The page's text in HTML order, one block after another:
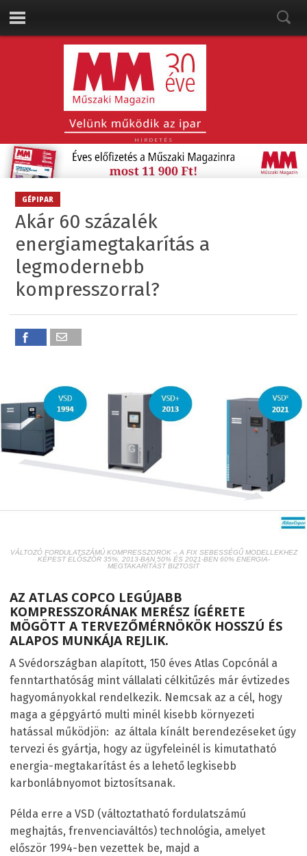
HIRDETÉS
GÉPIPAR
Akár 60 százalék
energiamegtakarítás a
legmodernebb
kompresszorral?
VÁLTOZÓ FORDULATSZÁMÚ KOMPRESSZOROK – A FIX SEBESSÉGŰ MODELLEKHEZ
KÉPEST ELŐSZÖR 35%, 2013-BAN 50% ÉS 2021-BEN 60% ENERGIA-
MEGTAKARÍTÁST BIZTOSÍT
AZ ATLAS COPCO LEGÚJABB
KOMPRESSZORÁNAK MERÉSZ ÍGÉRETE
MÖGÖTT A TERVEZŐMÉRNÖKÖK HOSSZÚ ÉS
ALAPOS MUNKÁJA REJLIK.
A Svédországban alapított, 150 éves Atlas Copcónál a
fenntarthatóság mint vállalati célkitűzés már évtizedes
hagyományokkal rendelkezik. Nemcsak az a cél, hogy
maga a gépgyártó multi minél kisebb környezeti
hatással működjön: az általa kínált berendezéseket úgy
tervezi és gyártja, hogy az ügyfeleinél is kimutatható
energia-megtakarítást és a lehető legkisebb
karbonlábnyomot biztosítsanak.
Példa erre a VSD (változtatható fordulatszámú
meghajtás, frenvenciaváltós) technológia, amelyet
először 1994-ben vezettek be, majd a